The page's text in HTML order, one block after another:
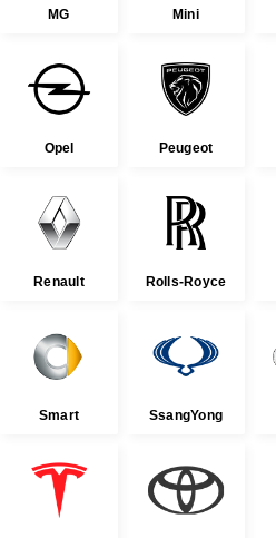
MG Mini
Opel Peugeot
Renault Rolls-Royce
Smart SsangYong